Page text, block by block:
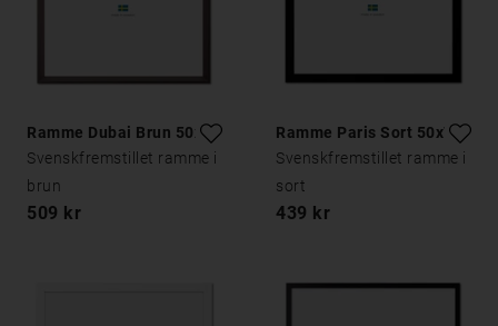
Ramme Dubai Brun 50x70
Svenskfremstillet ramme i
brun
509 kr
Ramme Paris Sort 50x70
Svenskfremstillet ramme i
sort
439 kr